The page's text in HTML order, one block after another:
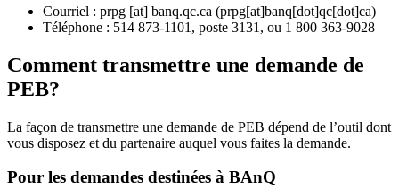
Courriel : prpg [at] banq.qc.ca (prpg[at]banq[dot]qc[dot]ca)
Téléphone : 514 873-1101, poste 3131, ou 1 800 363-9028
Comment transmettre une demande de
PEB?
La façon de transmettre une demande de PEB dépend de l’outil dont
vous disposez et du partenaire auquel vous faites la demande.
Pour les demandes destinées à BAnQ